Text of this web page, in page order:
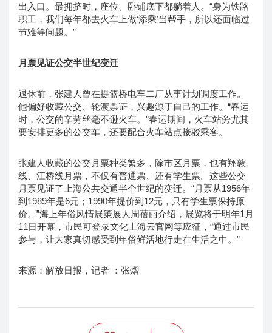
出入口。最拥挤时，座位、卧铺底下都躺着人。“身为铁路
职工，我们每年都去火车上做‘添乘’当帮手，所以还面临过
节难等问题。”
月票见证公交半世纪变迁
退休前，张建人曾在提篮桥电车二厂从事计划调度工作。
他偏好收藏公交、轮渡票证，兴趣源于自己的工作。“春运
时，公交的辛劳丝毫不逊火车。”春运期间，火车站旁尤其
要安排更多的公交车，还要配合火车站点接驳乘客。
张建人收藏的公交月票种类繁多，除市区月票，也有翔敦
线、江桥线月票，不仅有普通票、还有学生票。这些公交
月票见证了上海公共交通半个世纪的变迁。“月票从1956年
到1989年是6元；1990年提价到12元，只有学生票保持原
价。”海上年俗风情展策展人周蓓丽介绍，展览将于明年1月
11日开幕，市民可登录文化上海云官网等应征，“通过市民
参与，让大家真切感受到年俗鲜活地行走在生活之中。”
来源：解放日报，记者 ：张熠